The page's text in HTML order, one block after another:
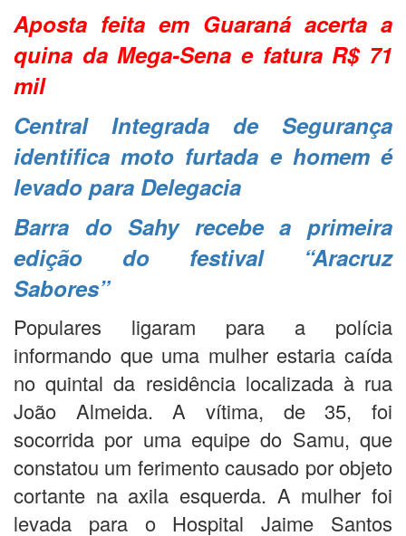
Aposta feita em Guaraná acerta a
quina da Mega-Sena e fatura R$ 71
mil
Central Integrada de Segurança
identifica moto furtada e homem é
levado para Delegacia
Barra do Sahy recebe a primeira
edição do festival “Aracruz
Sabores”
Populares ligaram para a polícia
informando que uma mulher estaria caída
no quintal da residência localizada à rua
João Almeida. A vítima, de 35, foi
socorrida por uma equipe do Samu, que
constatou um ferimento causado por objeto
cortante na axila esquerda. A mulher foi
levada para o Hospital Jaime Santos